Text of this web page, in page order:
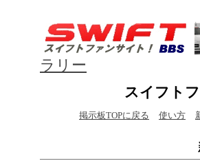
ラリー
スイフト
掲示板TOPに戻る 使い方